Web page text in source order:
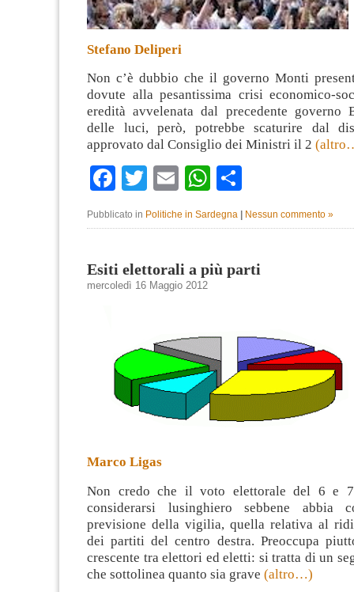
Stefano Deliperi
Non c’è dubbio che il governo Monti
dovute alla pesantissima crisi economico-
eredità avvelenata dal precedente governo
delle luci, però, potrebbe scaturire dal
approvato dal Consiglio dei Ministri il 2
Facebook
TwitterEmailWhatsApp
Pubblicato in Politiche in Sardegna Nessun commento »
Esiti elettorali a più parti
mercoledì 16 Maggio 2012
Marco Ligas
Non credo che il voto elettorale del 6 e 7
considerarsi lusinghiero sebbene abbia
previsione della vigilia, quella relativa al
dei partiti del centro destra. Preoccupa
crescente tra elettori ed eletti: si tratta di un
che sottolinea quanto sia grave (altro…)